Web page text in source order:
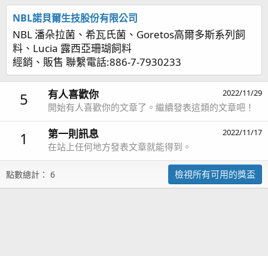
NBL諾貝爾生技股份有限公司
NBL 潘朵拉菌、希瓦氏菌、Goretos高爾多斯系列飼
料、Lucia 露西亞珊瑚飼料
經銷、販售 聯繫電話:886-7-7930233
5 2022/11/29
有人喜歡你
開始有人喜歡你的文章了。繼續發表這類的文章吧！
1 2022/11/17
第一則訊息
在站上任何地方發表文章就能得到。
點數總計： 6 檢視所有可用的獎盃